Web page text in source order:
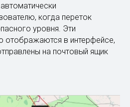
добавить на карту другие
такие как радарная
углов или другие различные
для перетока мощности,